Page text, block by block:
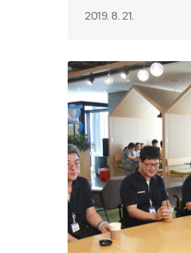
2019. 8. 21.